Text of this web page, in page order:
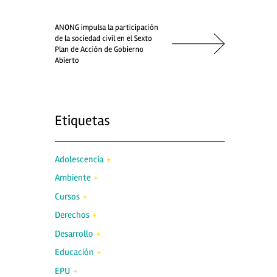
ANONG impulsa la participación
de la sociedad civil en el Sexto
Plan de Acción de Gobierno
Abierto
Etiquetas
Adolescencia
Ambiente
Cursos
Derechos
Desarrollo
Educación
EPU